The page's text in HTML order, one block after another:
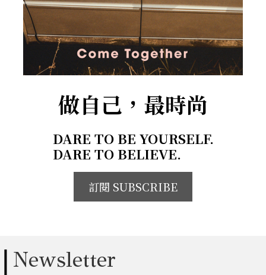
做自己，最時尚
DARE TO BE YOURSELF.
DARE TO BELIEVE.
訂閱 SUBSCRIBE
Newsletter